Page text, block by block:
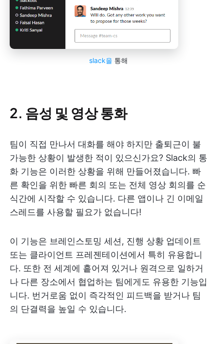
slack을 통해
2. 음성 및 영상 통화
팀이 직접 만나서 대화를 해야 하지만 출퇴근이 불
가능한 상황이 발생한 적이 있으신가요? Slack의 통
화 기능은 이러한 상황을 위해 만들어졌습니다. 빠
른 확인을 위한 빠른 회의 또는 전체 영상 회의를 순
식간에 시작할 수 있습니다. 다른 앱이나 긴 이메일
스레드를 사용할 필요가 없습니다!
이 기능은 브레인스토밍 세션, 진행 상황 업데이트
또는 클라이언트 프레젠테이션에서 특히 유용합니
다. 또한 전 세계에 흩어져 있거나 원격으로 일하거
나 다른 장소에서 협업하는 팀에게도 유용한 기능입
니다. 번거로움 없이 즉각적인 피드백을 받거나 팀
의 단결력을 높일 수 있습니다.